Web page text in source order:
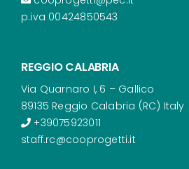
p.iva 00424850543
REGGIO CALABRIA
Via Quarnaro I, 6 – Gallico
89135 Reggio Calabria (RC) Italy
+39075923011
staff.rc@cooprogetti.it